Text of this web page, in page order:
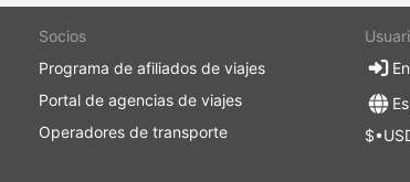
Socios
Programa de afiliados de viajes
Portal de agencias de viajes
Operadores de transporte